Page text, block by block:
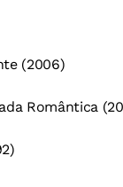
(2006)
Romântica